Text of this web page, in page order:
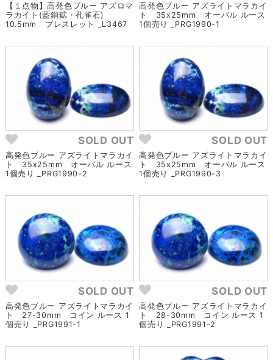
【１点物】高発色ブルー アズロマ
ラカイト(藍銅鉱・孔雀石)
10.5mm ブレスレット _L3467
高発色ブルー アズライトマラカイ
ト 35x25mm オーバル ルース
1個売り _PRG1990-1
SOLD OUT
高発色ブルー アズライトマラカイ
ト 35x25mm オーバル ルース
1個売り _PRG1990-2
SOLD OUT
高発色ブルー アズライトマラカイ
ト 35x25mm オーバル ルース
1個売り _PRG1990-3
SOLD OUT
高発色ブルー アズライトマラカイ
ト 27-30mm コイン ルース 1
個売り _PRG1991-1
SOLD OUT
高発色ブルー アズライトマラカイ
ト 28-30mm コイン ルース 1
個売り _PRG1991-2